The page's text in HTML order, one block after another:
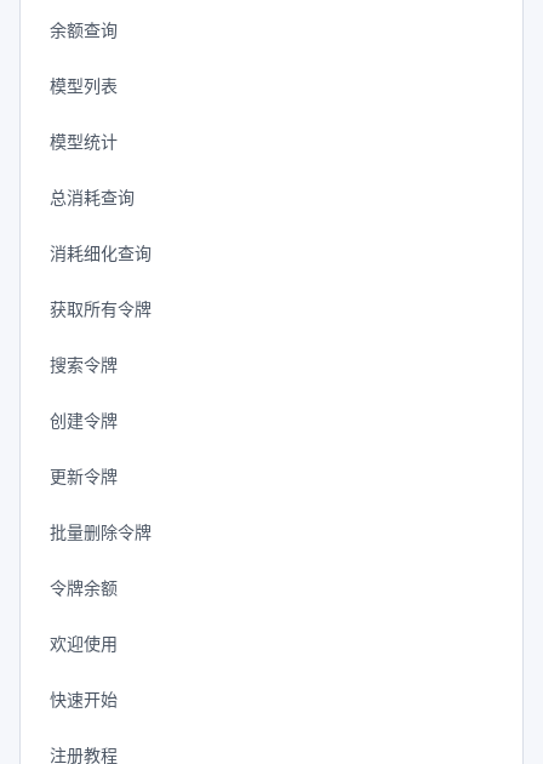
余额查询
模型列表
模型统计
总消耗查询
消耗细化查询
获取所有令牌
搜索令牌
创建令牌
更新令牌
批量删除令牌
令牌余额
欢迎使用
快速开始
注册教程